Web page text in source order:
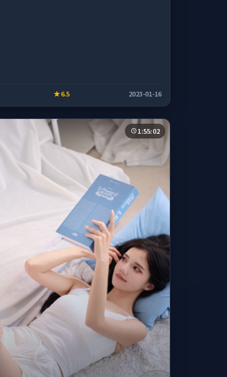
6.5 2023-01-16
1:55:02